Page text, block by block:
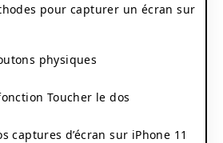
pour capturer un écran sur
physiques
Toucher le dos
captures d’écran sur iPhone 11